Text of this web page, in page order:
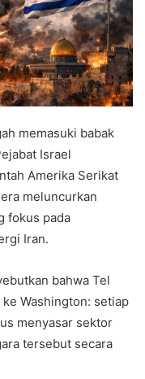
memasuki babak
Israel
Amerika Serikat
meluncurkan
fokus pada
Iran.
bahwa Tel
Washington: setiap
menyasar sektor
tersebut secara